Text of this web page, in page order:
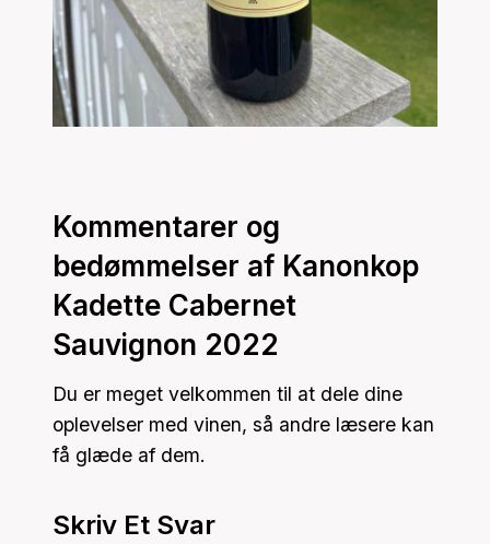
Kommentarer og
bedømmelser af Kanonkop
Kadette Cabernet
Sauvignon 2022
Du er meget velkommen til at dele dine
oplevelser med vinen, så andre læsere kan
få glæde af dem.
Skriv Et Svar